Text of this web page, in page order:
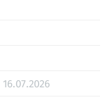
16.07.2026